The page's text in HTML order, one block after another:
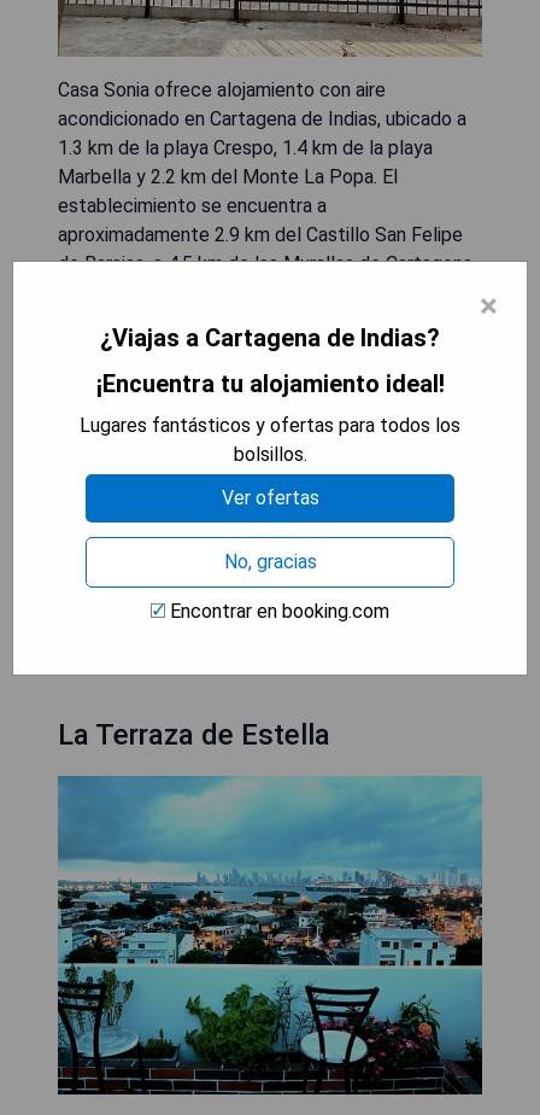
Casa Sonia ofrece alojamiento con aire
acondicionado en Cartagena de Indias, ubicado a
1.3 km de la playa Crespo, 1.4 km de la playa
Marbella y 2.2 km del Monte La Popa. El
establecimiento se encuentra a
aproximadamente 2.9 km del Castillo San Felipe
de Barajas, a 4.5 km de las Murallas de Cartagena
dispone de una terraza para el disfrute de los
huéspedes.
- Alojamiento climatizado
- Ubicación cercana a playas populares
- Proximidad a atracciones turísticas clave
- Habitaciones familiares disponibles
- Terraza para relajarse
MOSTRAR PRECIOS
La Terraza de Estella
×
¿Viajas a Cartagena de Indias?
¡Encuentra tu alojamiento ideal!
Lugares fantásticos y ofertas para todos los
bolsillos.
Ver ofertas
No, gracias
Encontrar en booking.com